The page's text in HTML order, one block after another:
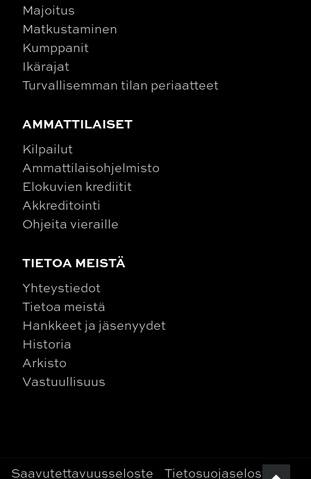
Majoitus
Matkustaminen
Kumppanit
Ikärajat
Turvallisemman tilan periaatteet
AMMATTILAISET
Kilpailut
Ammattilaisohjelmisto
Elokuvien krediitit
Akkreditointi
Ohjeita vieraille
TIETOA MEISTÄ
Yhteystiedot
Tietoa meistä
Hankkeet ja jäsenyydet
Historia
Arkisto
Vastuullisuus
Saavutettavuusseloste Tietosuojaseloste